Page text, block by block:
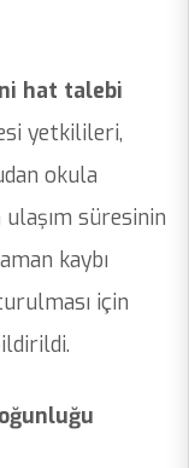
hat talebi
yetkilileri,
okula
süresinin
kaybı
için